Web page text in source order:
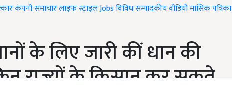
कंपनी समाचारलाइफ स्टाइलJobsविविधसम्पादकीयवीडियोमासिक पत्रिका
के लिए जारी कीं धान की
राज्यों के किसान कर सकते